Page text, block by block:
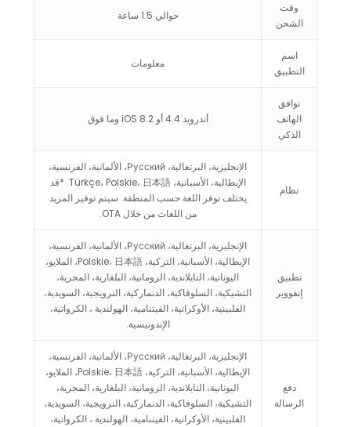
وقت
الشحن
حوالي 1.5 ساعة
اسم
التطبيق
معلومات
توافق
الهاتف
الذكي
أندرويد 4.4 أو iOS 8.2 وما فوق
نظام
الإنجليزية، البرتغالية، Русский، الألمانية، الفرنسية،
الإيطالية، الأسبانية، Türkçe، Polskie، 日本語. *قد
يختلف توفر اللغة حسب المنطقة. سيتم توفير المزيد
من اللغات من خلال OTA.
تطبيق
إنفووير
الإنجليزية، البرتغالية، Русский، الألمانية، الفرنسية،
الإيطالية، الأسبانية، التركية، Polskie، 日本語، الملايو،
اليونانية، التايلاندية، الرومانية، البلغارية، المجرية،
التشيكية، السلوفاكية، الدنماركية، النرويجية، السويدية،
الفلبينية، الأوكرانية، الفيتنامية، الهولندية ، الكرواتية،
الإندونيسية.
دفع
الرسالة
الإنجليزية، البرتغالية، Русский، الألمانية، الفرنسية،
الإيطالية، الأسبانية، التركية، Polskie، 日本語، الملايو،
اليونانية، التايلاندية، الرومانية، البلغارية، المجرية،
التشيكية، السلوفاكية، الدنماركية، النرويجية، السويدية،
الفلبينية، الأوكرانية، الفيتنامية، الهولندية ، الكرواتية،